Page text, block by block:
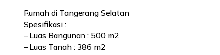
Rumah di Tangerang Selatan
Spesifikasi :
– Luas Bangunan : 500 m2
– Luas Tanah : 386 m2